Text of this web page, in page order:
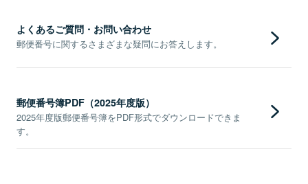
よくあるご質問・お問い合わせ
郵便番号に関するさまざまな疑問にお答えします。
郵便番号簿PDF（2025年度版）
2025年度版郵便番号簿をPDF形式でダウンロードできま
す。